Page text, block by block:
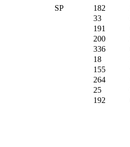
SP 182
33
191
200
336
18
155
264
25
192